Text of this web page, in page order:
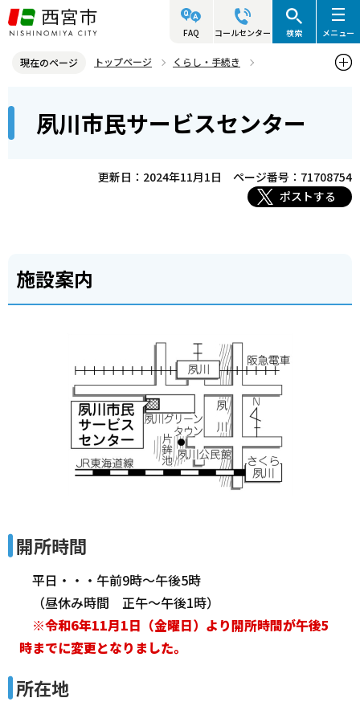
こ
の
ジ
先
FAQ コールセンター 検索 メニュー
現在のページ トップページ
くらし・手続き
支所・アクタ・サービスセンターのご案内
こ
夙川市民サービスセンター
更新日：2024年11月1日
ページ番号：71708754
ポストする
施設案内
開所時間
平日・・・午前9時～午後5時
（昼休み時間 正午～午後1時）
※令和6年11月1日（金曜日）より開所時間が午後5
時までに変更となりました。
所在地